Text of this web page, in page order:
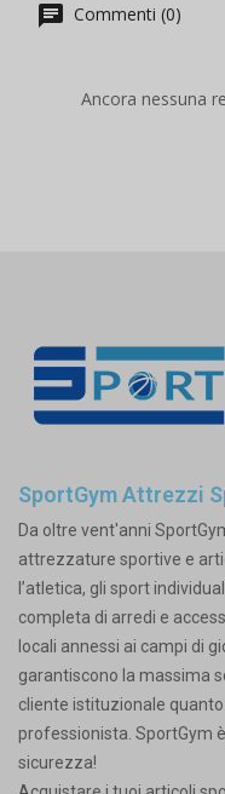
Commenti (0)
Ancora nessuna
SportGym Attrezzi
Da oltre vent'anni
attrezzature sportive e
l’atletica, gli sport
completa di arredi e
locali annessi ai campi di
garantiscono la massima
cliente istituzionale
professionista. SportGym
sicurezza!